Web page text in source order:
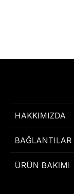
HAKKIMIZDA
BAĞLANTILAR
ÜRÜN BAKIMI